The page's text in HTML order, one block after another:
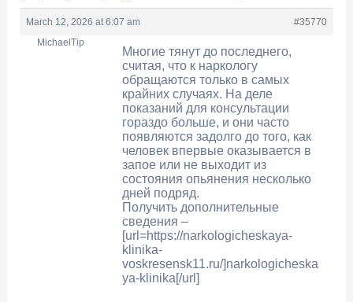
March 12, 2026 at 6:07 am
#35770
MichaelTip
Многие тянут до последнего,
считая, что к наркологу
обращаются только в самых
крайних случаях. На деле
показаний для консультации
гораздо больше, и они часто
появляются задолго до того, как
человек впервые оказывается в
запое или не выходит из
состояния опьянения несколько
дней подряд.
Получить дополнительные
сведения –
[url=https://narkologicheskaya-
klinika-
voskresensk11.ru/]narkologicheska
ya-klinika[/url]